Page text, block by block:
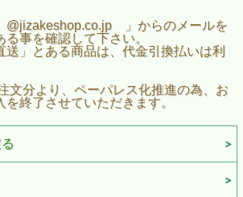
」からのメールを
事を確認して下さい。
」とある商品は、代金引換払いは利
文分より、ペーパレス化推進の為、お
終了させていただきます。